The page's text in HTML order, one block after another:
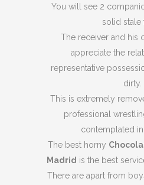
You will see 2
solid stale
The receiver and his
appreciate the
representative
dirty.
This is extremely
professional
contemplated in
The best horny
Madrid is the best
There are apart from